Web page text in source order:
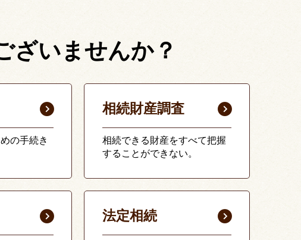
ざいませんか？
の手続き
相続財産調査
相続できる財産をすべて把握
することができない。
法定相続